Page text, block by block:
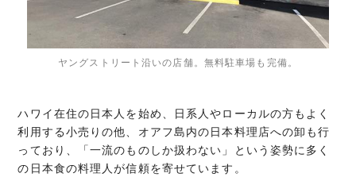
ヤングストリート沿いの店舗。無料駐車場も完備。
ハワイ在住の日本人を始め、日系人やローカルの方もよく
利用する小売りの他、オアフ島内の日本料理店への卸も行
っており、「一流のものしか扱わない」という姿勢に多く
の日本食の料理人が信頼を寄せています。